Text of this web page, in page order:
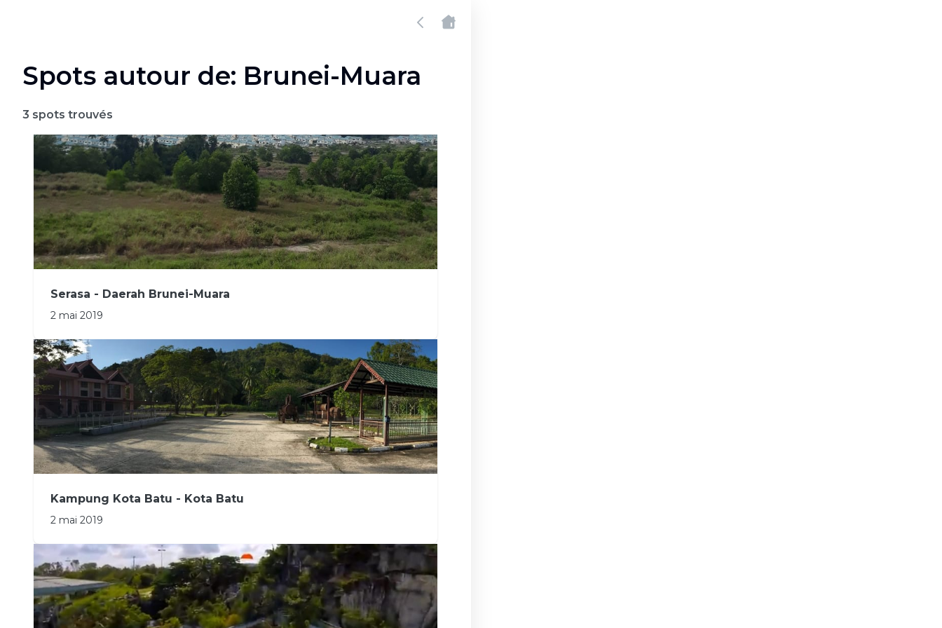
Spots autour de: Brunei-Muara
3 spots trouvés
Serasa - Daerah Brunei-Muara
2 mai 2019
Kampung Kota Batu - Kota Batu
2 mai 2019